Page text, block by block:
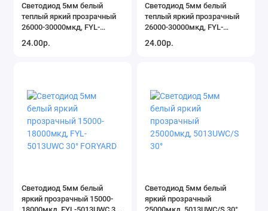
Светодиод 5мм белый
теплый яркий прозрачный
26000-30000мкд, FYL-
24.00р.
Светодиод 5мм белый
теплый яркий прозрачный
26000-30000мкд, FYL-
FORYARD
24.00р.
Светодиод 5мм белый
яркий прозрачный 15000-
Светодиод 5мм белый
яркий прозрачный